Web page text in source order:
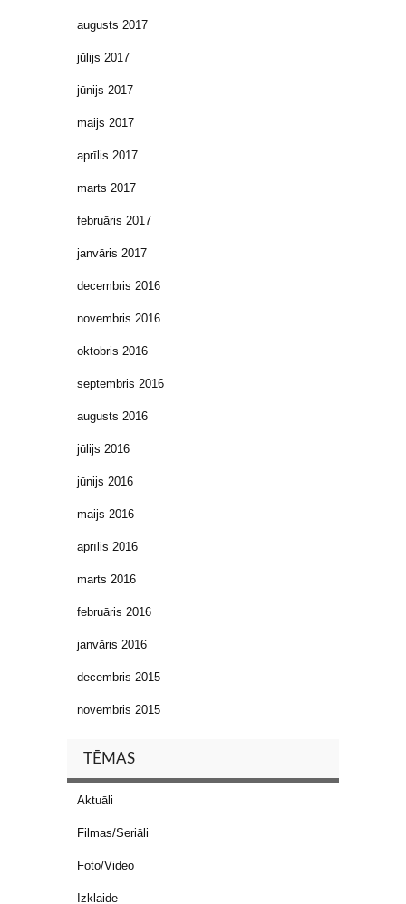
augusts 2017
jūlijs 2017
jūnijs 2017
maijs 2017
aprīlis 2017
marts 2017
februāris 2017
janvāris 2017
decembris 2016
novembris 2016
oktobris 2016
septembris 2016
augusts 2016
jūlijs 2016
jūnijs 2016
maijs 2016
aprīlis 2016
marts 2016
februāris 2016
janvāris 2016
decembris 2015
novembris 2015
TĒMAS
Aktuāli
Filmas/Seriāli
Foto/Video
Izklaide